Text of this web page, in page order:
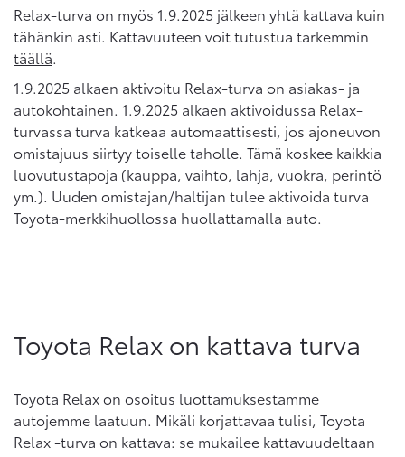
Relax-turva on myös 1.9.2025 jälkeen yhtä kattava kuin
tähänkin asti. Kattavuuteen voit tutustua tarkemmin
täällä.
1.9.2025 alkaen aktivoitu Relax-turva on asiakas- ja
autokohtainen. 1.9.2025 alkaen aktivoidussa Relax-
turvassa turva katkeaa automaattisesti, jos ajoneuvon
omistajuus siirtyy toiselle taholle. Tämä koskee kaikkia
luovutustapoja (kauppa, vaihto, lahja, vuokra, perintö
ym.). Uuden omistajan/haltijan tulee aktivoida turva
Toyota-merkkihuollossa huollattamalla auto.
Toyota Relax on kattava turva
Toyota Relax on osoitus luottamuksestamme
autojemme laatuun. Mikäli korjattavaa tulisi, Toyota
Relax -turva on kattava: se mukailee kattavuudeltaan